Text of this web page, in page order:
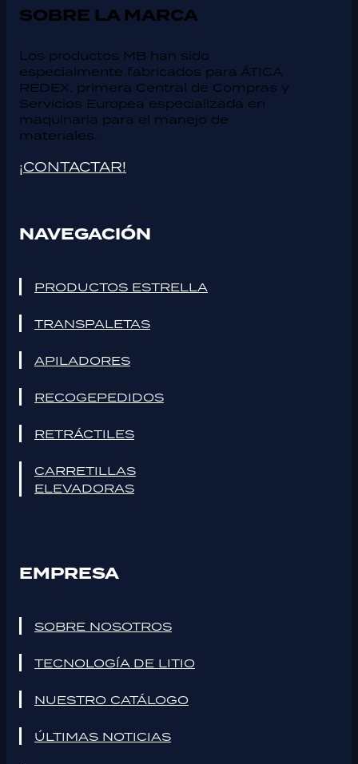
SOBRE LA MARCA
Los productos MB han sido
especialmente fabricados para ÁTICA
REDEX, primera Central de Compras y
Servicios Europea especializada en
maquinaria para el manejo de
materiales.
¡CONTACTAR!
NAVEGACIÓN
PRODUCTOS ESTRELLA
TRANSPALETAS
APILADORES
RECOGEPEDIDOS
RETRÁCTILES
CARRETILLAS
ELEVADORAS
EMPRESA
SOBRE NOSOTROS
TECNOLOGÍA DE LITIO
NUESTRO CATÁLOGO
ÚLTIMAS NOTICIAS